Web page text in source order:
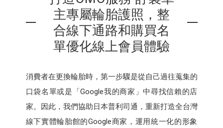
主專屬輪胎護照，整
合線下通路和購買名
單優化線上會員體驗
消費者在更換輪胎時，第一步驟是從自己過往蒐集的
口袋名單或是「Google我的商家」中尋找信賴的店
家。因此，我們協助日本普利司通，重新打造全台灣
線下實體輪胎館的Google商家，運用統一化的形象